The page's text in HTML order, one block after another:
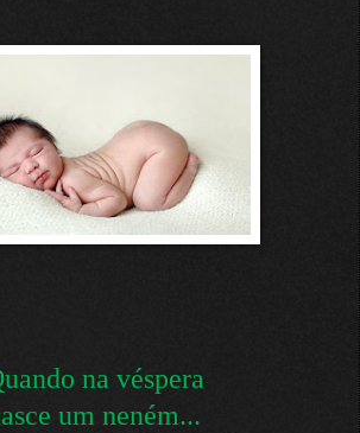
na véspera
um neném...